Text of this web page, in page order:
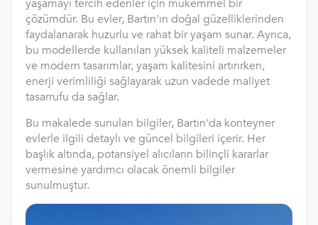
yaşamayı tercih edenler için mükemmel bir
çözümdür. Bu evler, Bartın'ın doğal güzelliklerinden
faydalanarak huzurlu ve rahat bir yaşam sunar. Ayrıca,
bu modellerde kullanılan yüksek kaliteli malzemeler
ve modern tasarımlar, yaşam kalitesini artırırken,
enerji verimliliği sağlayarak uzun vadede maliyet
tasarrufu da sağlar.
Bu makalede sunulan bilgiler, Bartın'da konteyner
evlerle ilgili detaylı ve güncel bilgileri içerir. Her
başlık altında, potansiyel alıcıların bilinçli kararlar
vermesine yardımcı olacak önemli bilgiler
sunulmuştur.